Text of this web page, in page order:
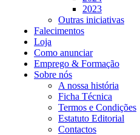
2023
Outras iniciativas
Falecimentos
Loja
Como anunciar
Emprego & Formação
Sobre nós
A nossa história
Ficha Técnica
Termos e Condições
Estatuto Editorial
Contactos